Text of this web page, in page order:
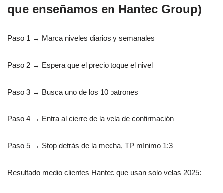
que enseñamos en Hantec Group)
Paso 1 → Marca niveles diarios y semanales
Paso 2 → Espera que el precio toque el nivel
Paso 3 → Busca uno de los 10 patrones
Paso 4 → Entra al cierre de la vela de confirmación
Paso 5 → Stop detrás de la mecha, TP mínimo 1:3
Resultado medio clientes Hantec que usan solo velas 2025: